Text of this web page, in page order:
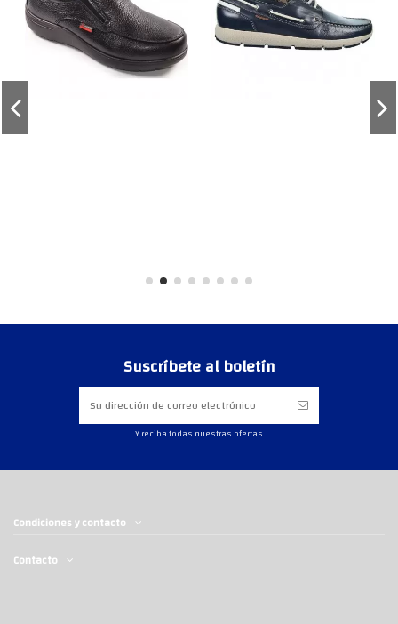
Suscríbete al boletín
Y reciba todas nuestras ofertas
Condiciones y contacto
Contacto